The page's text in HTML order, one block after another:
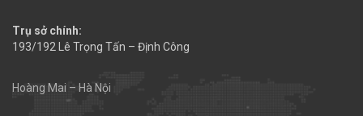
Trụ sở chính:
193/192 Lê Trọng Tấn – Định Công
Hoàng Mai – Hà Nội